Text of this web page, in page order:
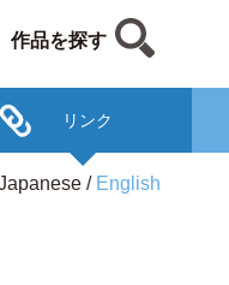
English
作品を探す
リンク